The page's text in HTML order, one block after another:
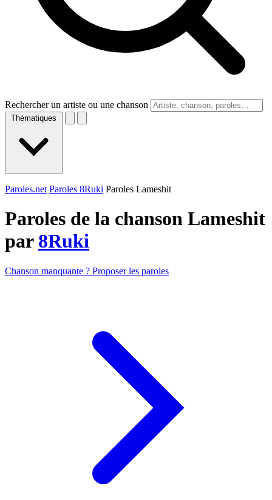
Rechercher un artiste ou une chanson
Thématiques
Paroles.net Paroles 8Ruki Paroles Lameshit
Paroles de la chanson Lameshit
par 8Ruki
Chanson manquante ? Proposer les paroles